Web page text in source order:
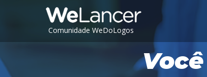
Comunidade WeDoLogos